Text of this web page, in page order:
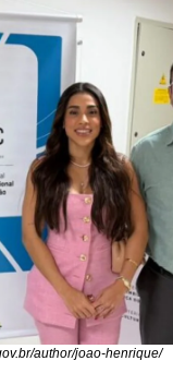
author/joao-henrique/